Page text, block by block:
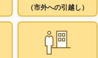
（市外への引越し）